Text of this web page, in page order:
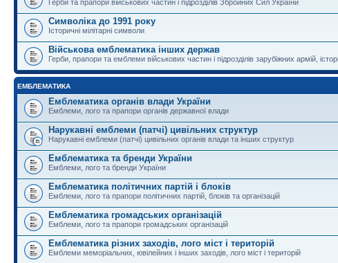
Герби та прапори військових частин і підрозділів Збройних Сил України
Символіка до 1991 року
Історичні мілітарні символи
Військова емблематика інших держав
Герби, прапори та емблеми військових частин і підрозділів зарубіжних армій,
ЕМБЛЕМАТИКА
Емблематика органів влади України
Емблеми, лого та прапори органів державної влади
Нарукавні емблеми (патчі) цивільних структур
Нарукавні емблеми (патчі) цивільних органів влади та інших структур
Емблематика та бренди України
Емблеми, лого та бренди України
Емблематика політичних партій і блоків
Емблеми, лого та прапори політичних партій, блоків та організацій
Емблематика громадських організацій
Емблеми, лого та прапори громадських організацій
Емблематика різних заходів, лого міст і територій
Емблеми меморіальних, ювілейних і інших заходів, лого міст і територій